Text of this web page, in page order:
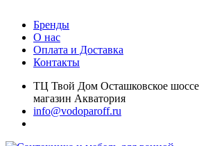
Бренды
О нас
Оплата и Доставка
Контакты
ТЦ Твой Дом Осташковское
магазин Акватория
info@vodoparoff.ru